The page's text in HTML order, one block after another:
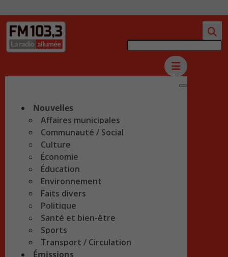
Nouvelles
Affaires municipales
Communauté / Social
Culture
Économie
Éducation
Environnement
Faits divers
Politique
Santé et bien-être
Sports
Transport / Circulation
Émissions